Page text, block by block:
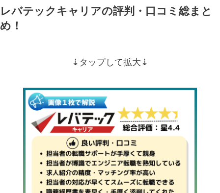
レバテックキャリアの評判・口コミ総まと
め！
⇣タップして拡大⇣